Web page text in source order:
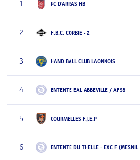
1 RC D'ARRAS HB
2 H.B.C. CORBIE - 2
3 HAND BALL CLUB LAONNOIS
4 ENTENTE EAL ABBEVILLE / AFSB
5 COURMELLES F.J.E.P
6 ENTENTE DU THELLE - EXC F (MESNIL